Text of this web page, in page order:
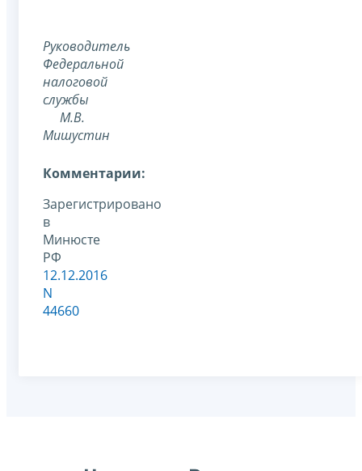
Руководитель
Федеральной
налоговой
службы
М.В.
Мишустин
Комментарии:
Зарегистрировано
в
Минюсте
РФ
12.12.2016
N
44660